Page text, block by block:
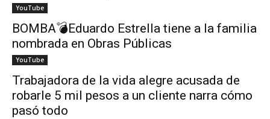
YouTube
BOMBA💣Eduardo Estrella tiene a la familia
nombrada en Obras Públicas
YouTube
Trabajadora de la vida alegre acusada de
robarle 5 mil pesos a un cliente narra cómo
pasó todo